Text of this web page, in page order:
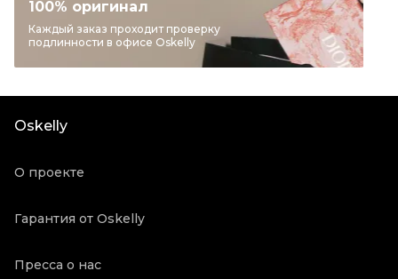
Бренд
CELINE
Модель
Triomphe
Состояние товара
100% оригинал
Каждый заказ проходит проверку
подлинности в офисе Oskelly
Oskelly
О проекте
Гарантия от Oskelly
Пресса о нас